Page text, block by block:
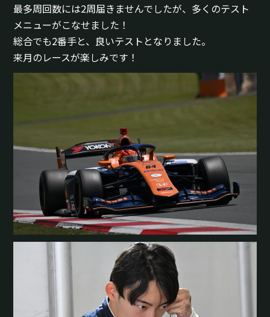
最多周回数には2周届きませんでしたが、多くのテスト
メニューがこなせました！
総合でも2番手と、良いテストとなりました。
来月のレースが楽しみです！